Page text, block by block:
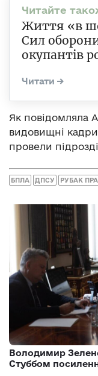
Життя «в
Сил
окупантів
Як повідомляла
видовищні кадри
провели
БПЛА ДПСУ РУБАК
Володимир
Стуббом